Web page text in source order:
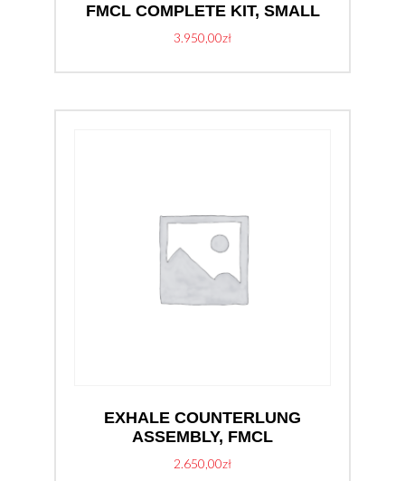
FMCL COMPLETE KIT, SMALL
3.950,00zł
EXHALE COUNTERLUNG
ASSEMBLY, FMCL
2.650,00zł